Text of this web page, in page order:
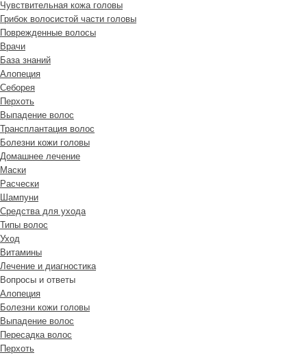
Чувствительная кожа головы
Грибок волосистой части головы
Поврежденные волосы
Врачи
База знаний
Алопеция
Себорея
Перхоть
Выпадение волос
Трансплантация волос
Болезни кожи головы
Домашнее лечение
Маски
Расчески
Шампуни
Средства для ухода
Типы волос
Уход
Витамины
Лечение и диагностика
Вопросы и ответы
Алопеция
Болезни кожи головы
Выпадение волос
Пересадка волос
Перхоть